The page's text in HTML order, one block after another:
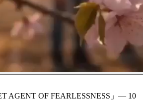
AGENT OF FEARLESSNESS」— 10